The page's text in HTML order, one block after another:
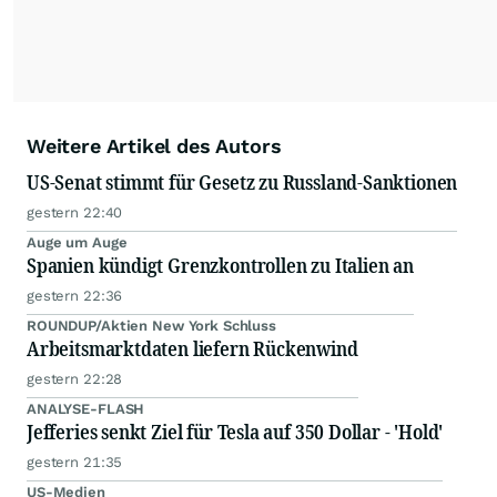
Weitere Artikel des Autors
US-Senat stimmt für Gesetz zu Russland-Sanktionen
gestern 22:40
Auge um Auge
Spanien kündigt Grenzkontrollen zu Italien an
gestern 22:36
ROUNDUP/Aktien New York Schluss
Arbeitsmarktdaten liefern Rückenwind
gestern 22:28
ANALYSE-FLASH
Jefferies senkt Ziel für Tesla auf 350 Dollar - 'Hold'
gestern 21:35
US-Medien